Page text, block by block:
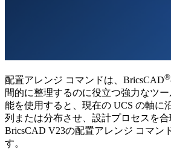
配置アレンジ コマンドは、BricsCAD®
間的に整理するのに役立つ強力なツ
能を使用すると、現在の UCS の軸に
列または分布させ、設計プロセスを合
BricsCAD V23の配置アレンジ コマン
す。